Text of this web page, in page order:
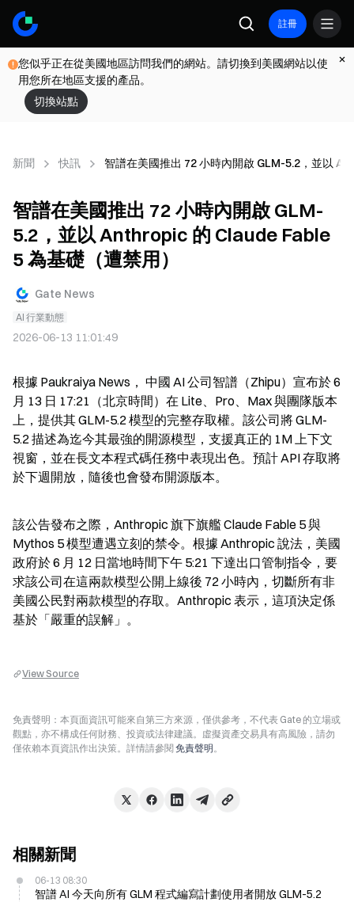
註冊
您似乎正在從美國地區訪問我們的網站。請切換到美國網站以使
用您所在地區支援的產品。
切換站點
新聞 快訊 智譜在美國推出 72 小時內開啟 GLM-5.2，並以
智譜在美國推出 72 小時內開啟 GLM-
5.2，並以 Anthropic 的 Claude Fable
5 為基礎（遭禁用）
Gate News
AI 行業動態
2026-06-13 11:01:49
根據 Paukraiya News， 中國 AI 公司智譜（Zhipu）宣布於 6
月 13 日 17:21（北京時間）在 Lite、Pro、Max 與團隊版本
上，提供其 GLM-5.2 模型的完整存取權。該公司將 GLM-
5.2 描述為迄今其最強的開源模型，支援真正的 1M 上下文
視窗，並在長文本程式碼任務中表現出色。預計 API 存取將
於下週開放，隨後也會發布開源版本。
該公告發布之際，Anthropic 旗下旗艦 Claude Fable 5 與
Mythos 5 模型遭遇立刻的禁令。根據 Anthropic 說法，美國
政府於 6 月 12 日當地時間下午 5:21 下達出口管制指令，要
求該公司在這兩款模型公開上線後 72 小時內，切斷所有非
美國公民對兩款模型的存取。Anthropic 表示，這項決定係
基於「嚴重的誤解」。
View Source
免責聲明：本頁面資訊可能來自第三方來源，僅供參考，不代表 Gate 的立場或
觀點，亦不構成任何財務、投資或法律建議。虛擬資產交易具有高風險，請勿
僅依賴本頁資訊作出決策。詳情請參閱 免責聲明。
相關新聞
06-13 08:30
智譜 AI 今天向所有 GLM 程式編寫計劃使用者開放 GLM-5.2